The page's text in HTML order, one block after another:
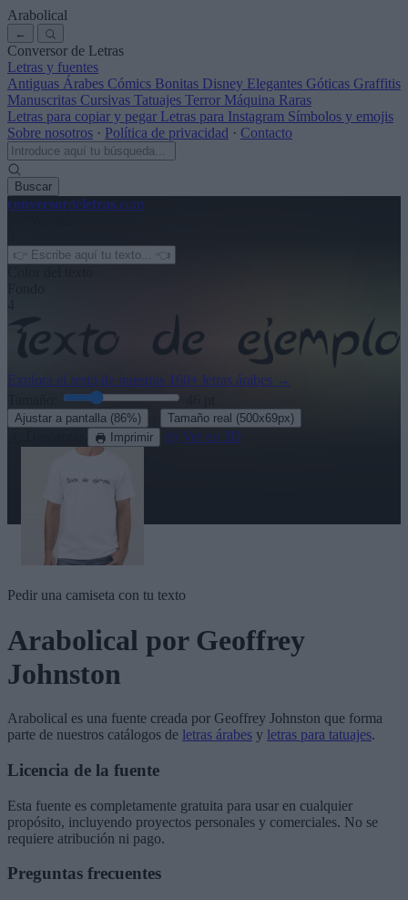
Arabolical
←
Conversor de Letras
Letras y fuentes
Antiguas Árabes Cómics Bonitas Disney Elegantes Góticas Graffitis
Manuscritas Cursivas Tatuajes Terror Máquina Raras
Letras para copiar y pegar Letras para Instagram Símbolos y emojis
Sobre nosotros · Política de privacidad · Contacto
Buscar
conversordeletras.com
Explora el resto de nuestras 160+ letras árabes →
Ajustar a pantalla (86%) Tamaño real (500x69px)
Imprimir Ver en 3D
Pedir una camiseta con tu texto
Arabolical por Geoffrey
Johnston
Arabolical es una fuente creada por Geoffrey Johnston que forma
parte de nuestros catálogos de letras árabes y letras para tatuajes.
Licencia de la fuente
Esta fuente es completamente gratuita para usar en cualquier
propósito, incluyendo proyectos personales y comerciales. No se
requiere atribución ni pago.
Preguntas frecuentes